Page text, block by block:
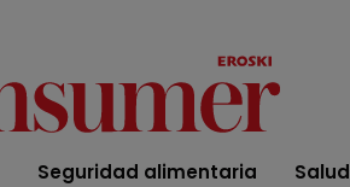
Seguridad alimentaria Salud